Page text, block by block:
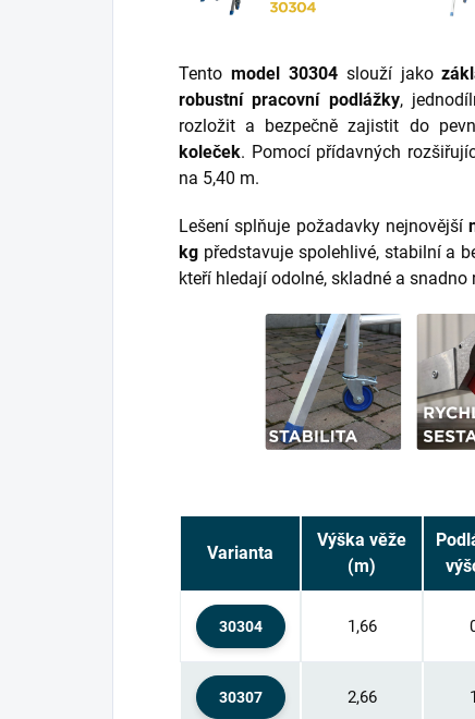
Tento model 30304slouží jako
robustní pracovní podlážky,
rozložit a bezpečně zajistit do
koleček. Pomocí přídavných
na 5,40 m.
Lešení splňuje požadavky nejnovější
kg představuje spolehlivé, stabilní a
kteří hledají odolné, skladné a
Varianta
Výška věže
(m)
30304 1,66
30307 2,66